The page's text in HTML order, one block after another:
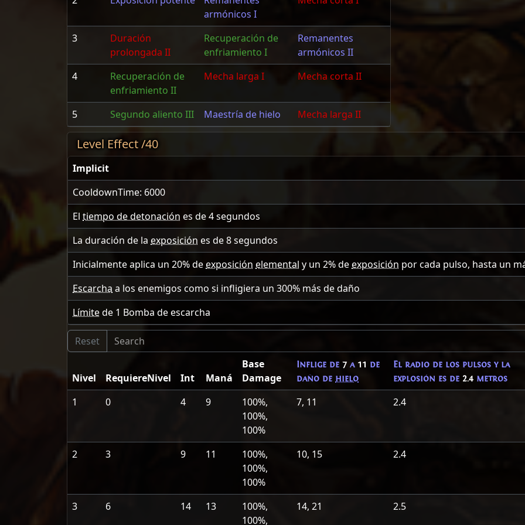
armónicos I
3
Duración
prolongada II
Recuperación de
enfriamiento I
Remanentes
armónicos II
4
Recuperación de
enfriamiento II
Mecha larga I Mecha corta II
5 Segundo aliento III Maestría de hielo Mecha larga II
Level Effect /40
Implicit
CooldownTime: 6000
El tiempo de detonación es de4segundos
La duración de la exposición es de8segundos
Inicialmente aplica un 20% deexposición elemental y un 2% deexposición por cada pulso, hasta un
Escarcha a los enemigos como si infligiera un 300% más de daño
Límitede 1 Bomba de escarcha
Nivel RequiereNivel Int Maná
Base
Damage
Inflige de 7 a 11 de
daño de hielo
El radio de los pulsos y la
explosión es de 2.4 metros
1 0 4 9
100%,
100%,
100%
7, 11 2.4
2 3 9 11
100%,
100%,
100%
10, 15 2.4
3 6 14 13
100%,
100%,
14, 21 2.5